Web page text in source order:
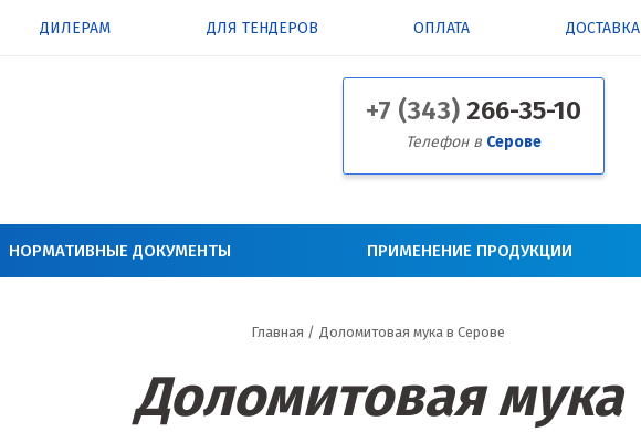
ДИЛЕРАМ ДЛЯ ТЕНДЕРОВ ОПЛАТА ДОСТАВКА
+7 (343) 266-35-10
Телефон в Серове
НОРМАТИВНЫЕ ДОКУМЕНТЫ ПРИМЕНЕНИЕ ПРОДУКЦИИ
Главная / Доломитовая мука в Серове
Доломитовая мука